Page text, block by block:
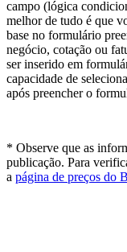
campo (lógica
melhor de tudo é que
base no formulário
negócio, cotação ou
ser inserido em
capacidade de
após preencher o
* Observe que as
publicação. Para
a página de preços do